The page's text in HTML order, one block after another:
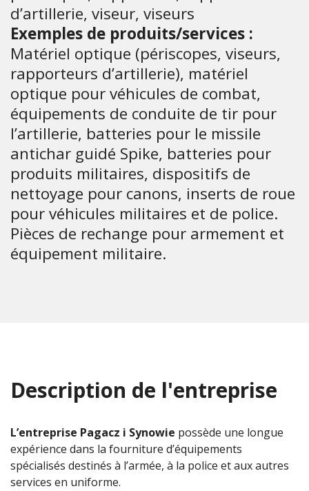
d’artillerie, viseur, viseurs
Exemples de produits/services :
Matériel optique (périscopes, viseurs,
rapporteurs d’artillerie), matériel
optique pour véhicules de combat,
équipements de conduite de tir pour
l’artillerie, batteries pour le missile
antichar guidé Spike, batteries pour
produits militaires, dispositifs de
nettoyage pour canons, inserts de roue
pour véhicules militaires et de police.
Pièces de rechange pour armement et
équipement militaire.
Description de l'entreprise
L’entreprise Pagacz i Synowie possède une longue
expérience dans la fourniture d’équipements
spécialisés destinés à l’armée, à la police et aux autres
services en uniforme.